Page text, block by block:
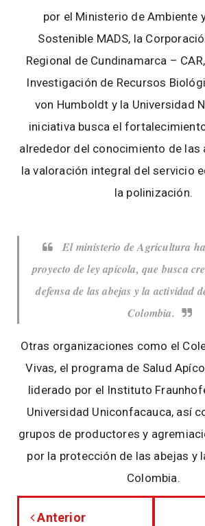
por el Ministerio de Ambiente
Sostenible MADS, la
Regional de Cundinamarca –
Investigación de Recursos
von Humboldt y la Universidad
iniciativa busca el
alrededor del conocimiento de las
la valoración integral del servicio
la polinización.
El ministerio de Agricultura
proyecto de ley apícola, que busca
defensa de las abejas y la actividad
Colombia.
Otras organizaciones como el
Vivas, el programa de Salud
liderado por el Instituto
Universidad Uniconfacauca, así
grupos de productores y
por la protección de las abejas y
Colombia.
Anterior